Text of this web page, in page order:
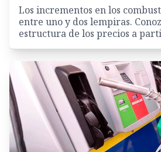
Los incrementos en los
entre uno y dos lempiras.
estructura de los precios a